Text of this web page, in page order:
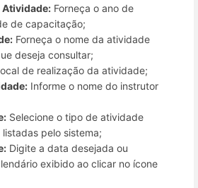
Atividade: Forneça o ano de
de capacitação;
Forneça o nome da atividade
deseja consultar;
de realização da atividade;
Informe o nome do instrutor
Selecione o tipo de atividade
pelo sistema;
Digite a data desejada ou
exibido ao clicar no ícone